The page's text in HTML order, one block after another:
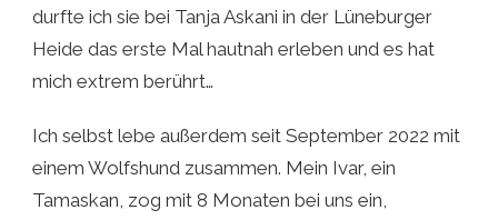
durfte ich sie bei Tanja Askani in der Lüneburger
Heide das erste Mal hautnah erleben und es hat
mich extrem berührt…
Ich selbst lebe außerdem seit September 2022 mit
einem Wolfshund zusammen. Mein Ivar, ein
Tamaskan, zog mit 8 Monaten bei uns ein,